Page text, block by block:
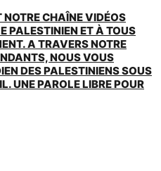
NOTRE CHAÎNE VIDÉOS
PALESTINIEN ET À TOUS
A TRAVERS NOTRE
NOUS VOUS
DES PALESTINIENS SOUS
UNE PAROLE LIBRE POUR